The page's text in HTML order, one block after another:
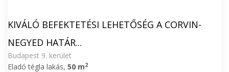
KIVÁLÓ BEFEKTETÉSI LEHETŐSÉG A CORVIN-
NEGYED HATÁR...
Budapest 9. kerület
Eladó tégla lakás, 50 m2